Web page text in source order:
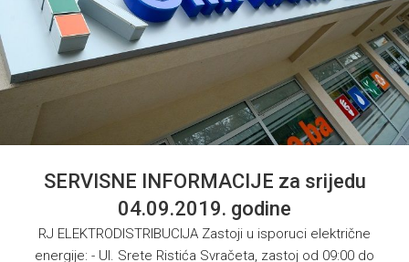
SERVISNE INFORMACIJE za srijedu
04.09.2019. godine
RJ ELEKTRODISTRIBUCIJA Zastoji u isporuci električne
energije: - Ul. Srete Ristića Svračeta, zastoj od 09:00 do